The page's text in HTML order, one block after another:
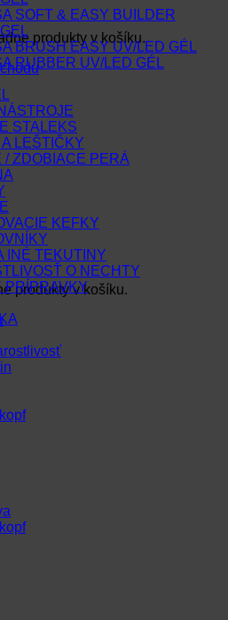
produkty v košíku.
produkty v košíku.
SOFT & EASY BUILDER
BRUSH EASY UV/LED GÉL
RUBBER UV/LED GÉL
STALEKS
LEŠTIČKY
/ ZDOBIACE PERÁ
KEFKY
INÉ TEKUTINY
O NECHTY
PRÍPRAVKY